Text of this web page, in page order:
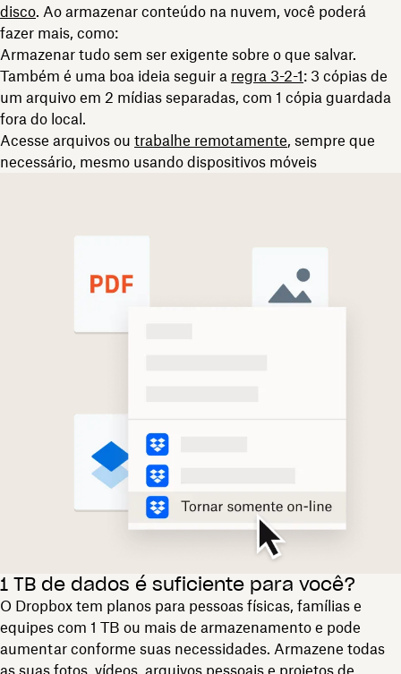
disco. Ao armazenar conteúdo na nuvem, você poderá
fazer mais, como:
Armazenar tudo sem ser exigente sobre o que salvar.
Também é uma boa ideia seguir a regra 3-2-1: 3 cópias de
um arquivo em 2 mídias separadas, com 1 cópia guardada
fora do local.
Acesse arquivos ou trabalhe remotamente, sempre que
necessário, mesmo usando dispositivos móveis
1 TB de dados é suficiente para você?
O Dropbox tem planos para pessoas físicas, famílias e
equipes com 1 TB ou mais de armazenamento e pode
aumentar conforme suas necessidades. Armazene todas
as suas fotos, vídeos, arquivos pessoais e projetos de